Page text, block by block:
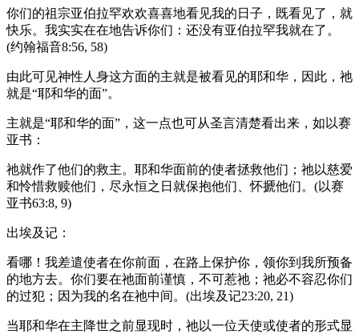
你们的祖宗亚伯拉罕欢欢喜喜地看见我的日子，既看见了，就
快乐。我实实在在地告诉你们：还没有亚伯拉罕我就在了。
(约翰福音8:56, 58)
由此可见神性人身这方面的主就是被看见的耶和华，因此，祂
就是“耶和华的面”。
主就是“耶和华的面”，这一点也可从圣言清楚看出来，如以赛
亚书：
祂就作了他们的救主。耶和华面前的使者拯救他们；祂以慈爱
和怜惜救赎他们，尽永恒之日就保抱他们、怀搋他们。(以赛
亚书63:8, 9)
出埃及记：
看哪！我差遣使者在你前面，在路上保护你，领你到我所预备
的地方去。你们要在祂面前谨慎，不可惹祂；祂必不容忍你们
的过犯；因为我的名在祂中间。(出埃及记23:20, 21)
当耶和华在主降世之前显现时，祂以一位天使或使者的形式显